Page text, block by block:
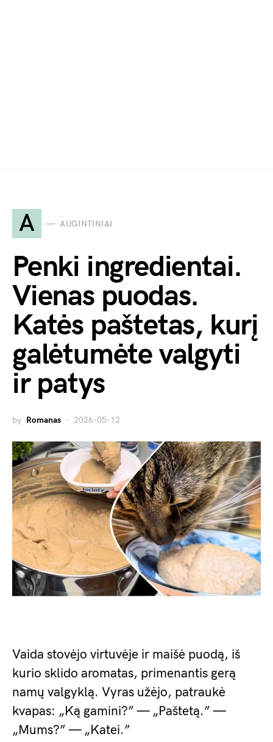
A AUGINTINIAI
Penki ingredientai.
Vienas puodas.
Katės paštetas, kurį
galėtumėte valgyti
ir patys
by Romanas 2026-05-12
Vaida stovėjo virtuvėje ir maišė puodą, iš
kurio sklido aromatas, primenantis gerą
namų valgyklą. Vyras užėjo, patraukė
kvapas: „Ką gamini?” — „Paštetą.” —
„Mums?” — „Katei.”